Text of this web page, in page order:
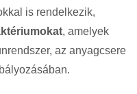
is rendelkezik,
, amelyek
az anyagcsere